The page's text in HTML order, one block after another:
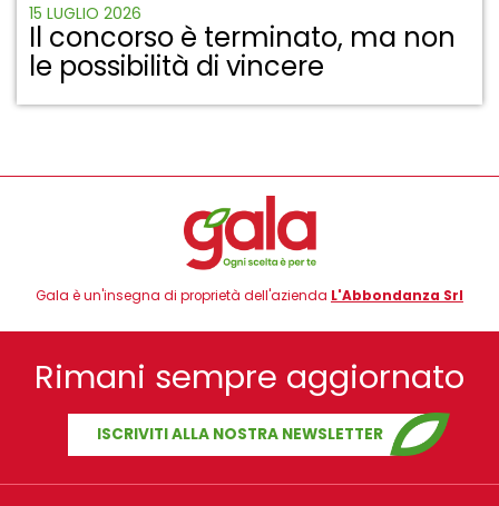
15 LUGLIO 2026
Il concorso è terminato, ma non
le possibilità di vincere